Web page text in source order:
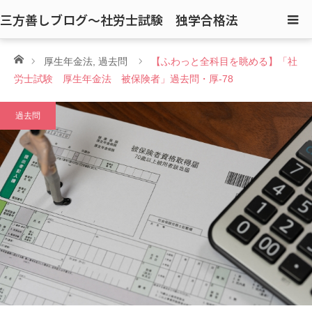
三方善しブログ〜社労士試験 独学合格法
ホーム厚生年金法 過去問
【ふわっと全科目を眺める】「社
労士試験 厚生年金法 被保険者」過去問・厚-78
過去問